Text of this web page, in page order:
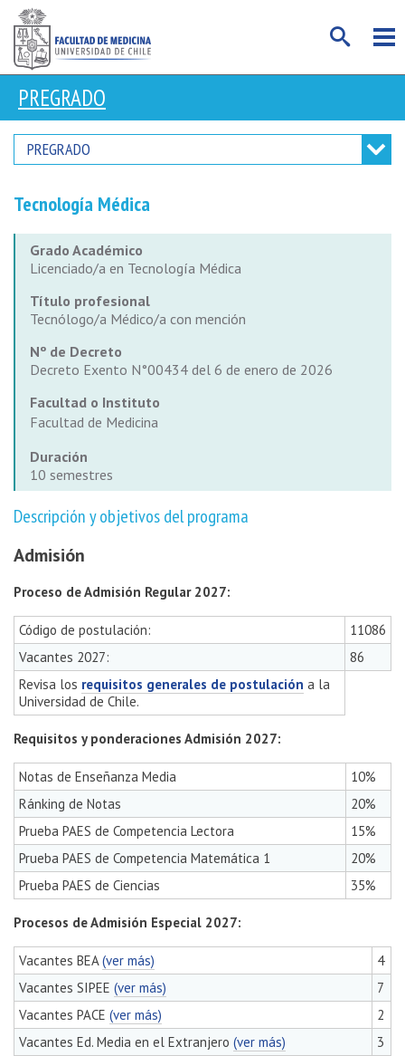
PREGRADO
PREGRADO
Tecnología Médica
Grado Académico
Licenciado/a en Tecnología Médica
Título profesional
Tecnólogo/a Médico/a con mención
Nº de Decreto
Decreto Exento N°00434 del 6 de enero de 2026
Facultad o Instituto
Facultad de Medicina
Duración
10 semestres
Descripción y objetivos del programa
Admisión
Proceso de Admisión Regular 2027:
Código de postulación:
11086
Vacantes 2027:
86
Revisa los requisitos generales de postulación a la
Universidad de Chile.
Requisitos y ponderaciones Admisión 2027:
Notas de Enseñanza Media
10%
Ránking de Notas
20%
Prueba PAES de Competencia Lectora
15%
Prueba PAES de Competencia Matemática 1
20%
Prueba PAES de Ciencias
35%
Procesos de Admisión Especial 2027:
Vacantes BEA(ver más)
4
Vacantes SIPEE (ver más)
7
Vacantes PACE (ver más)
2
Vacantes Ed. Media en el Extranjero (ver más)
3